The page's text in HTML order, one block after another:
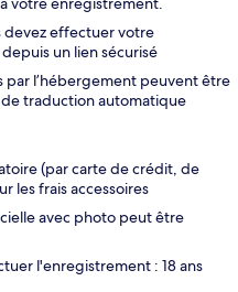
devez effectuer votre
un lien sécurisé
par l’hébergement peuvent être
de traduction automatique
(par carte de crédit, de
les frais accessoires
avec photo peut être
l'enregistrement : 18 ans